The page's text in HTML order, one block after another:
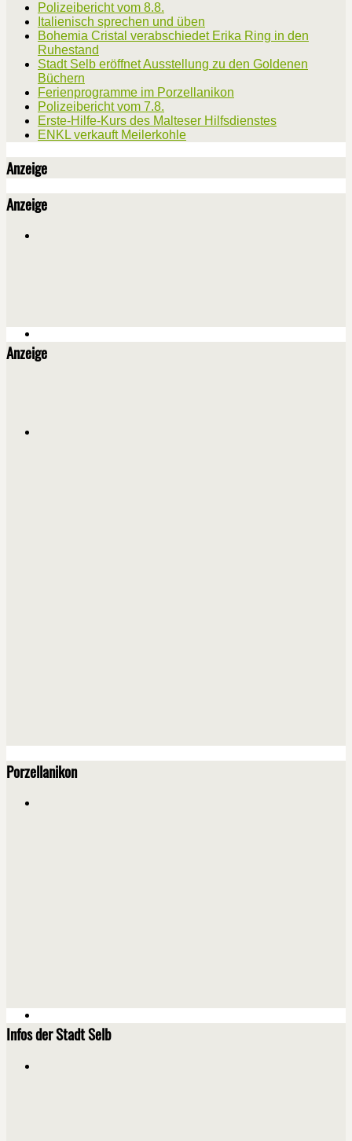
Polizeibericht vom 8.8.
Italienisch sprechen und üben
Bohemia Cristal verabschiedet Erika Ring in den
Ruhestand
Stadt Selb eröffnet Ausstellung zu den Goldenen
Büchern
Ferienprogramme im Porzellanikon
Polizeibericht vom 7.8.
Erste-Hilfe-Kurs des Malteser Hilfsdienstes
ENKL verkauft Meilerkohle
Anzeige
Anzeige
Anzeige
Porzellanikon
Infos der Stadt Selb